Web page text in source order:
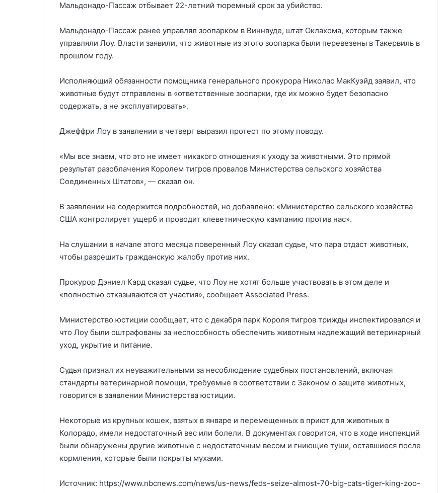
Мальдонадо-Пассаж отбывает 22-летний тюремный срок за убийство.
Мальдонадо-Пассаж ранее управлял зоопарком в Виннвуде, штат Оклахома, которым также
управляли Лоу. Власти заявили, что животные из этого зоопарка были перевезены в Такервиль в
прошлом году.
Исполняющий обязанности помощника генерального прокурора Николас МакКуэйд заявил, что
животные будут отправлены в «ответственные зоопарки, где их можно будет безопасно
содержать, а не эксплуатировать».
Джеффри Лоу в заявлении в четверг выразил протест по этому поводу.
«Мы все знаем, что это не имеет никакого отношения к уходу за животными. Это прямой
результат разоблачения Королем тигров провалов Министерства сельского хозяйства
Соединенных Штатов», — сказал он.
В заявлении не содержится подробностей, но добавлено: «Министерство сельского хозяйства
США контролирует ущерб и проводит клеветническую кампанию против нас».
На слушании в начале этого месяца поверенный Лоу сказал судье, что пара отдаст животных,
чтобы разрешить гражданскую жалобу против них.
Прокурор Дэниел Кард сказал судье, что Лоу не хотят больше участвовать в этом деле и
«полностью отказываются от участия», сообщает Associated Press.
Министерство юстиции сообщает, что с декабря парк Короля тигров трижды инспектировался и
что Лоу были оштрафованы за неспособность обеспечить животным надлежащий ветеринарный
уход, укрытие и питание.
Судья признал их неуважительными за несоблюдение судебных постановлений, включая
стандарты ветеринарной помощи, требуемые в соответствии с Законом о защите животных,
говорится в заявлении Министерства юстиции.
Некоторые из крупных кошек, взятых в январе и перемещенных в приют для животных в
Колорадо, имели недостаточный вес или болели. В документах говорится, что в ходе инспекций
были обнаружены другие животные с недостаточным весом и гниющие туши, оставшиеся после
кормления, которые были покрыты мухами.
Источник: https://www.nbcnews.com/news/us-news/feds-seize-almost-70-big-cats-tiger-king-zoo-